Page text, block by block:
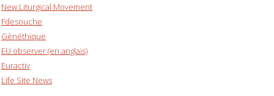
New Liturgical Movement
Fdesouche
Gènéthique
EU observer (en anglais)
Euractiv
Life Site News